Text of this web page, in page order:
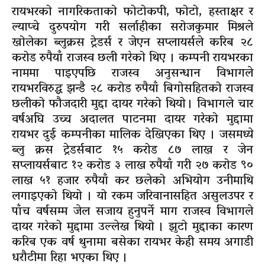
रायभरको नागरिकताको फोटोकपी, फोटो, हस्ताक्षर र
ल्याप्चे दुरुपयोग गरी सर्लाहीका सरोजकुमार मिश्रले
खोलेका ब्लुक्रस ट्रेडर्स र जेएन सप्लायर्सले करिब २८
करोड रुपैयाँ राजस्व छली गरेको थिए । कम्पनी रायभरका
नाममा पाइएपछि राजस्व अनुसन्धान विभागले
रायभरविरुद्ध झन्डै २८ करोड रुपैयाँ बिगोसहितको राजस्व
छलीको फौजदारी मुद्दा दायर गरेको थियो । विभागले चार
वर्षअघि उच्च अदालत पाटनमा दायर गरेको मुद्दामा
रायभर दुई कम्पनीका मालिक देखिएका थिए । जसमध्ये
ब्लु क्रस ट्रेडर्सबाट १५ करोड ८७ लाख र जेन
सप्लायर्सबाट १२ करोड ३ लाख रुपैयाँ गरी २७ करोड ९०
लाख ५१ हजार रुपैयाँ कर छलेको अभियोग उनीमाथि
लगाइएको थियो । यो रकम जरिवानासहित असुलउपर र
पाँच वर्षसम्म जेल सजाय हुनुपर्ने माग राजस्व विभागले
दायर गरेको मुद्दामा उल्लेख थियो । झुटो मुद्दाका कारण
करिब एक वर्ष थुनामा बसेका रायभर केही समय अगाडी
धरौटीमा रिहा भएका थिए ।